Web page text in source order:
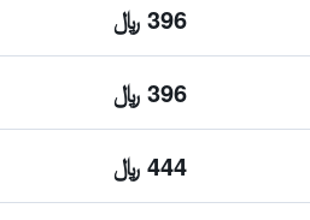
396 ﷼
396 ﷼
444 ﷼